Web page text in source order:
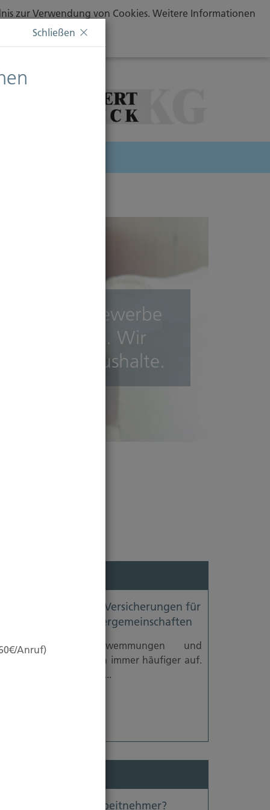
zur Verwendung von Cookies. Weitere Informationen
für Gewerbe
Düsseldorf. Wir
private Haushalte.
Die fünf wichtigsten Versicherungen für
Wohnungseigentümergemeinschaften
Überschwemmungen und
andere Unwetter treten immer häufiger auf.
Der Bundesverband der...
Urlaubspflicht für Arbeitnehmer?
Schließen
Anruf)